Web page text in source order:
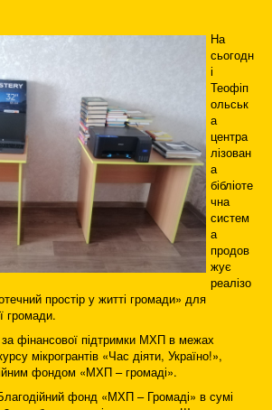
На
сьогодн
і
Теофіп
ольськ
а
центра
лізован
а
бібліоте
чна
систем
а
продов
жує
реалізо
простір у житті громади» для
громади.
за фінансової підтримки МХП в межах
мікрогрантів «Час діяти, Україно!»,
фондом «МХП – громаді».
фонд «МХП – Громаді» в сумі